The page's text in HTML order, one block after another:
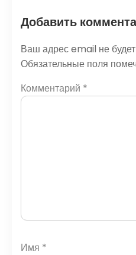
Добавить
Ваш адрес email не
Обязательные поля
Комментарий *
Имя *